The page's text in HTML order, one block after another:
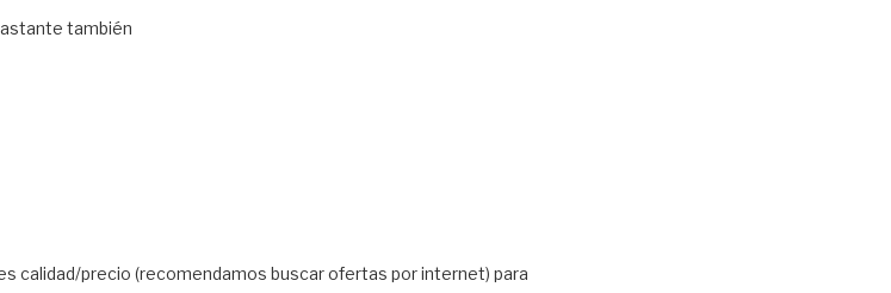
también
calidad/precio (recomendamos buscar ofertas por internet) para